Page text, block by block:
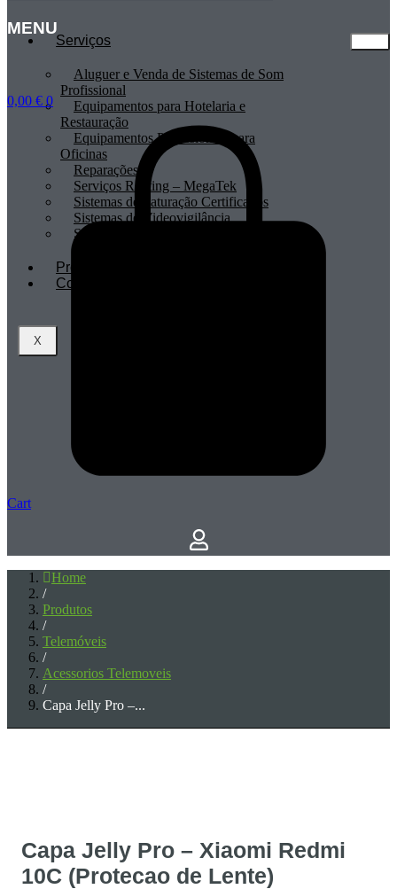
MENU
Serviços
Aluguer e Venda de Sistemas de Som
Profissional
Equipamentos para Hotelaria e
Restauração
Equipamentos Profissionais para
Oficinas
Reparações
Serviços Renting – MegaTek
Sistemas de Faturação Certificados
Sistemas de Videovigilância
Sistemas POS
Profissionais
Contactos
X
0,00 € 0
Cart
Home
/
Produtos
/
Telemóveis
/
Acessorios Telemoveis
/
Capa Jelly Pro –...
Capa Jelly Pro – Xiaomi Redmi
10C (Protecao de Lente)